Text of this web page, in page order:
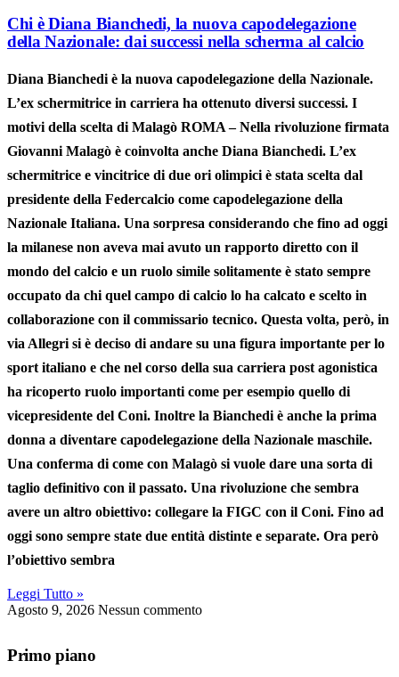
Chi è Diana Bianchedi, la nuova capodelegazione
della Nazionale: dai successi nella scherma al calcio
Diana Bianchedi è la nuova capodelegazione della Nazionale.
L’ex schermitrice in carriera ha ottenuto diversi successi. I
motivi della scelta di Malagò ROMA – Nella rivoluzione firmata
Giovanni Malagò è coinvolta anche Diana Bianchedi. L’ex
schermitrice e vincitrice di due ori olimpici è stata scelta dal
presidente della Federcalcio come capodelegazione della
Nazionale Italiana. Una sorpresa considerando che fino ad oggi
la milanese non aveva mai avuto un rapporto diretto con il
mondo del calcio e un ruolo simile solitamente è stato sempre
occupato da chi quel campo di calcio lo ha calcato e scelto in
collaborazione con il commissario tecnico. Questa volta, però, in
via Allegri si è deciso di andare su una figura importante per lo
sport italiano e che nel corso della sua carriera post agonistica
ha ricoperto ruolo importanti come per esempio quello di
vicepresidente del Coni. Inoltre la Bianchedi è anche la prima
donna a diventare capodelegazione della Nazionale maschile.
Una conferma di come con Malagò si vuole dare una sorta di
taglio definitivo con il passato. Una rivoluzione che sembra
avere un altro obiettivo: collegare la FIGC con il Coni. Fino ad
oggi sono sempre state due entità distinte e separate. Ora però
l’obiettivo sembra
Leggi Tutto »
Agosto 9, 2026 Nessun commento
Primo piano